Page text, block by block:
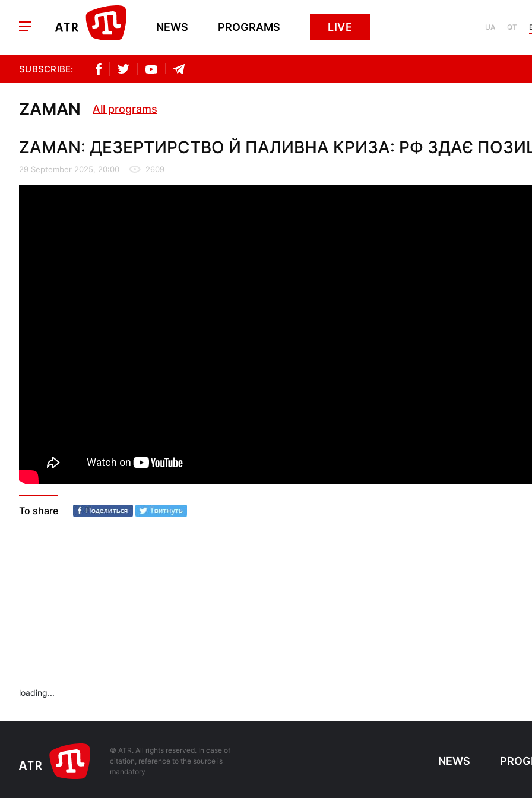
NEWS PROGRAMS LIVE UA QT
SUBSCRIBE:
ZAMAN All programs
ZAMAN: ДЕЗЕРТИРСТВО Й ПАЛИВНА КРИЗА: РФ ЗДАЄ
29 September 2025, 20:00 2609
To share
loading...
© ATR. All rights reserved. In case of
citation, reference to the source is
mandatory
NEWS